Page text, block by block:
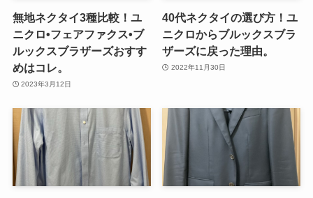
無地ネクタイ3種比較！ユ
ニクロ•フェアファクス•ブ
ルックスブラザーズおすす
めはコレ。
2023年3月12日
40代ネクタイの選び方！ユ
ニクロからブルックスブラ
ザーズに戻った理由。
2022年11月30日